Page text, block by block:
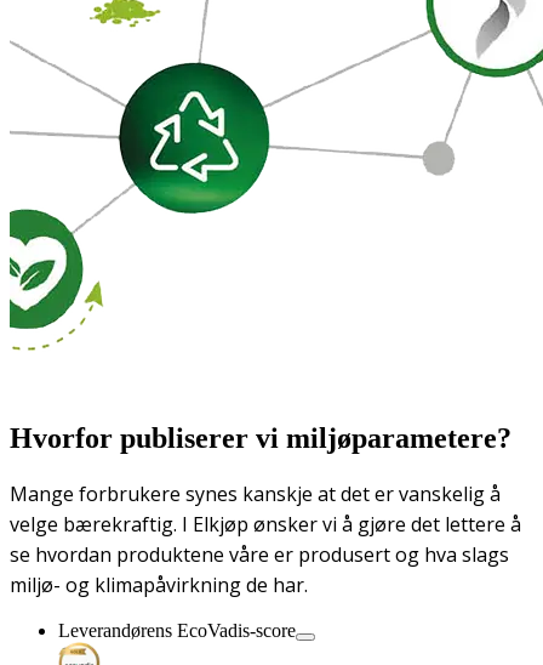
Hvorfor publiserer vi miljøparametere?
Mange forbrukere synes kanskje at det er vanskelig å
velge bærekraftig. I Elkjøp ønsker vi å gjøre det lettere å
se hvordan produktene våre er produsert og hva slags
miljø- og klimapåvirkning de har.
Leverandørens EcoVadis-score